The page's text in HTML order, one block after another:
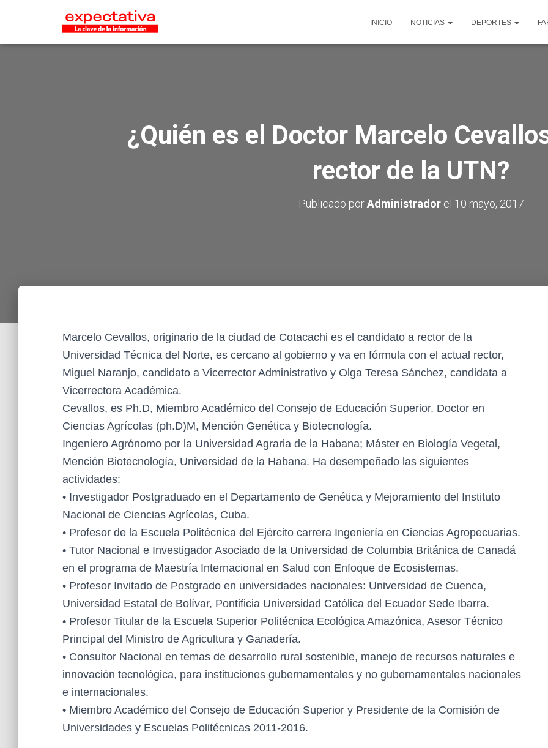
INICIO NOTICIAS DEPORTES
¿Quién es el Doctor Marcelo
rector de la UTN?
Publicado porAdministradorel 10 mayo, 2017
Marcelo Cevallos, originario de la ciudad de Cotacachi es el candidato a rector de la
Universidad Técnica del Norte, es cercano al gobierno y va en fórmula con el actual rector,
Miguel Naranjo, candidato a Vicerrector Administrativo y Olga Teresa Sánchez, candidata a
Vicerrectora Académica.
Cevallos, es Ph.D, Miembro Académico del Consejo de Educación Superior. Doctor en
Ciencias Agrícolas (ph.D)M, Mención Genética y Biotecnología.
Ingeniero Agrónomo por la Universidad Agraria de la Habana; Máster en Biología Vegetal,
Mención Biotecnología, Universidad de la Habana. Ha desempeñado las siguientes
actividades:
• Investigador Postgraduado en el Departamento de Genética y Mejoramiento del Instituto
Nacional de Ciencias Agrícolas, Cuba.
• Profesor de la Escuela Politécnica del Ejército carrera Ingeniería en Ciencias Agropecuarias.
• Tutor Nacional e Investigador Asociado de la Universidad de Columbia Británica de Canadá
en el programa de Maestría Internacional en Salud con Enfoque de Ecosistemas.
• Profesor Invitado de Postgrado en universidades nacionales: Universidad de Cuenca,
Universidad Estatal de Bolívar, Pontificia Universidad Católica del Ecuador Sede Ibarra.
• Profesor Titular de la Escuela Superior Politécnica Ecológica Amazónica, Asesor Técnico
Principal del Ministro de Agricultura y Ganadería.
• Consultor Nacional en temas de desarrollo rural sostenible, manejo de recursos naturales e
innovación tecnológica, para instituciones gubernamentales y no gubernamentales nacionales
e internacionales.
• Miembro Académico del Consejo de Educación Superior y Presidente de la Comisión de
Universidades y Escuelas Politécnicas 2011-2016.